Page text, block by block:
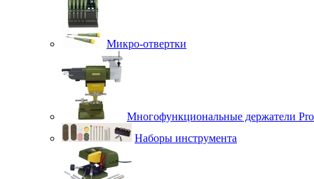
Микро-отвертки
Многофункциональные держатели
Наборы инструмента